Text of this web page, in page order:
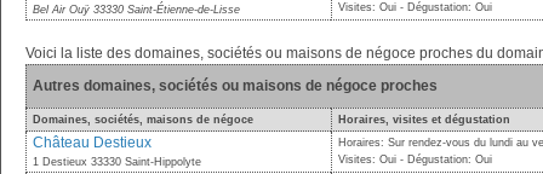
Bel Air Ouÿ 33330 Saint-Étienne-de-Lisse
Visites: Oui - Dégustation: Oui
Voici la liste des domaines, sociétés ou maisons de négoce proches du
Autres domaines, sociétés ou maisons de négoce proches
Domaines, sociétés, maisons de négoce Horaires, visites et dégustation
Château Destieux
1 Destieux 33330 Saint-Hippolyte
Horaires: Sur rendez-vous du lundi au
Visites: Oui - Dégustation: Oui